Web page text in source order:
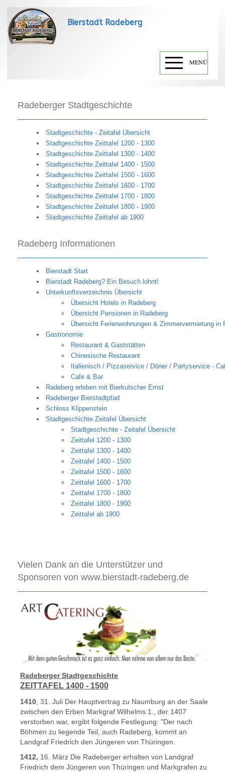
Bierstadt Radeberg
MENÜ
Radeberger Stadtgeschichte
Stadtgeschichte - Zeitafel Übersicht
Stadtgeschichte Zeittafel 1200 - 1300
Stadtgeschichte Zeittafel 1300 - 1400
Stadtgeschichte Zeittafel 1400 - 1500
Stadtgeschichte Zeittafel 1500 - 1600
Stadtgeschichte Zeittafel 1600 - 1700
Stadtgeschichte Zeittafel 1700 - 1800
Stadtgeschichte Zeittafel 1800 - 1900
Stadtgeschichte Zeittafel ab 1900
Radeberg Informationen
Bierstadt Start
Bierstadt Radeberg? Ein Besuch lohnt!
Unterkunftsverzeichnis Übersicht
Übersicht Hotels in Radeberg
Übersicht Pensionen in Radeberg
Übersicht Ferienwohnungen & Zimmervermietung in
Gastronomie
Restaurant & Gaststätten
Chinesische Restaurant
Italienisch / Pizzaservice / Döner / Partyservice -
Cafe & Bar
Radeberg erleben mit Bierkutscher Ernst
Radeberger Bierstadtpfad
Schloss Klippenstein
Stadtgeschichte Zeitafel Übersicht
Stadtgeschichte - Zeitafel Übersicht
Zeittafel 1200 - 1300
Zeittafel 1300 - 1400
Zeittafel 1400 - 1500
Zeittafel 1500 - 1600
Zeittafel 1600 - 1700
Zeittafel 1700 - 1800
Zeittafel 1800 - 1900
Zeittafel ab 1900
Vielen Dank an die Unterstützer und
Sponsoren von www.bierstadt-radeberg.de
Radeberger Stadtgeschichte
ZEITTAFEL 1400 - 1500
1410 , 31. Juli Der Hauptvertrag zu Naumburg an der Saale
zwischen den Erben Markgraf Wilhelms 1., der 1407
verstorben war, ergibt folgende Festlegung: "Der nach
Böhmen zu liegende Teil, auch Radeberg, kommt an
Landgraf Friedrich den Jüngeren von Thüringen.
1412, 16. März Die Radeberger erhalten von Landgraf
Friedrich dem Jüngeren von Thüringen und Markgrafen zu